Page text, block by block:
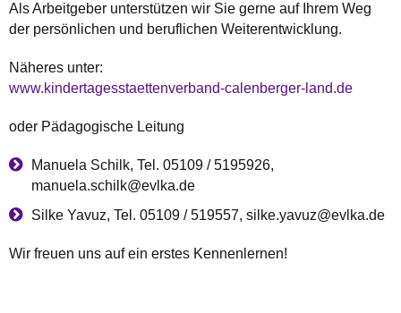
Als Arbeitgeber unterstützen wir Sie gerne auf Ihrem Weg
der persönlichen und beruflichen Weiterentwicklung.
Näheres unter:
www.kindertagesstaettenverband-calenberger-land.de
oder Pädagogische Leitung
Manuela Schilk, Tel. 05109 / 5195926,
manuela.schilk@evlka.de
Silke Yavuz, Tel. 05109 / 519557, silke.yavuz@evlka.de
Wir freuen uns auf ein erstes Kennenlernen!